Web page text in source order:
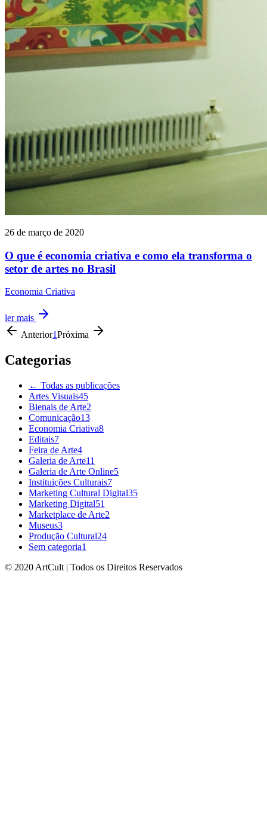
26 de março de 2020
O que é economia criativa e como ela transforma o
setor de artes no Brasil
Economia Criativa
ler mais
Anterior1Próxima
Categorias
← Todas as publicações
Artes Visuais45
Bienais de Arte2
Comunicação13
Economia Criativa8
Editais7
Feira de Arte4
Galeria de Arte11
Galeria de Arte Online5
Instituições Culturais7
Marketing Cultural Digital35
Marketing Digital51
Marketplace de Arte2
Museus3
Produção Cultural24
Sem categoria1
© 2020 ArtCult | Todos os Direitos Reservados